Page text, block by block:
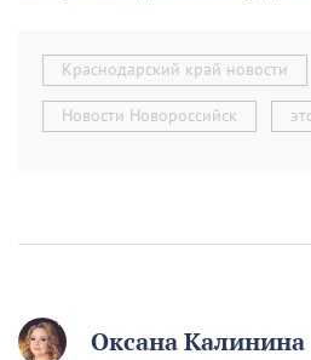
Краснодарский край новости
Новости Новороссийск
Оксана Калинина